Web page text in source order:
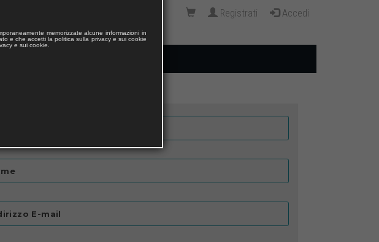
Registrati Accedi
E-mail
memorizzate alcune informazioni in
e che accetti la politica sulla privacy e sui cookie
e sui cookie.